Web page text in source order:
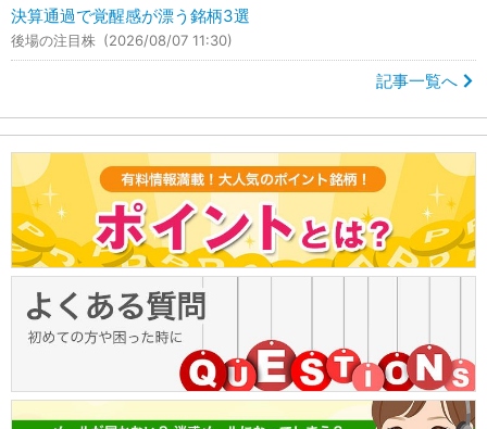
決算通過で覚醒感が漂う銘柄3選
後場の注目株 (2026/08/07 11:30)
記事一覧へ